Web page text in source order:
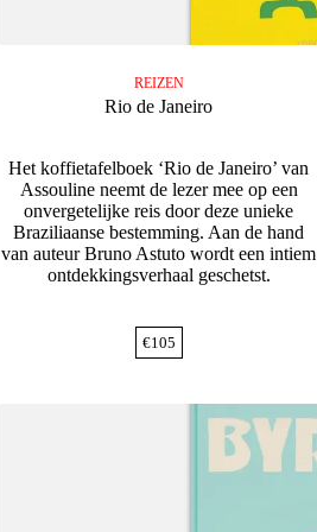
REIZEN
Rio de Janeiro
Het koffietafelboek ‘Rio de Janeiro’ van
Assouline neemt de lezer mee op een
onvergetelijke reis door deze unieke
Braziliaanse bestemming. Aan de hand
van auteur Bruno Astuto wordt een intiem
ontdekkingsverhaal geschetst.
€105